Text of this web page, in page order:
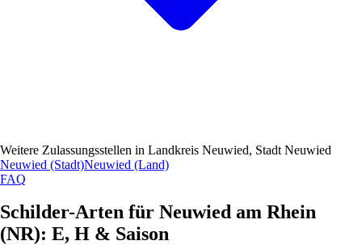
Weitere Zulassungsstellen in Landkreis Neuwied, Stadt Neuwied
Neuwied (Stadt)Neuwied (Land)
FAQ
Schilder-Arten für Neuwied am Rhein
(NR): E, H & Saison